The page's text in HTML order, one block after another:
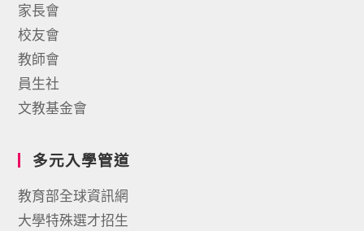
家長會
校友會
教師會
員生社
文教基金會
多元入學管道
教育部全球資訊網
大學特殊選才招生